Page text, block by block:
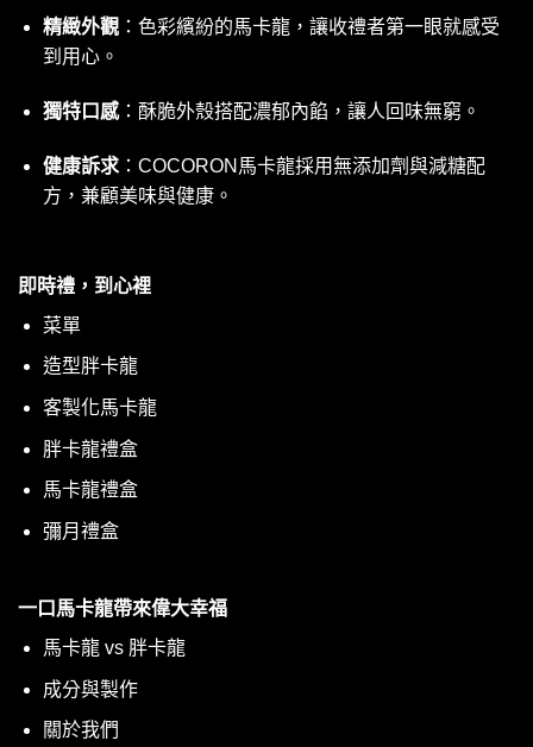
即時禮，到心裡
菜單
造型胖卡龍
客製化馬卡龍
胖卡龍禮盒
馬卡龍禮盒
彌月禮盒
一口馬卡龍帶來偉大幸福
馬卡龍 vs 胖卡龍
成分與製作
關於我們
精緻外觀：色彩繽紛的馬卡龍，讓收禮者第一眼就感受
到用心。
獨特口感：酥脆外殼搭配濃郁內餡，讓人回味無窮。
健康訴求：COCORON馬卡龍採用無添加劑與減糖配
方，兼顧美味與健康。